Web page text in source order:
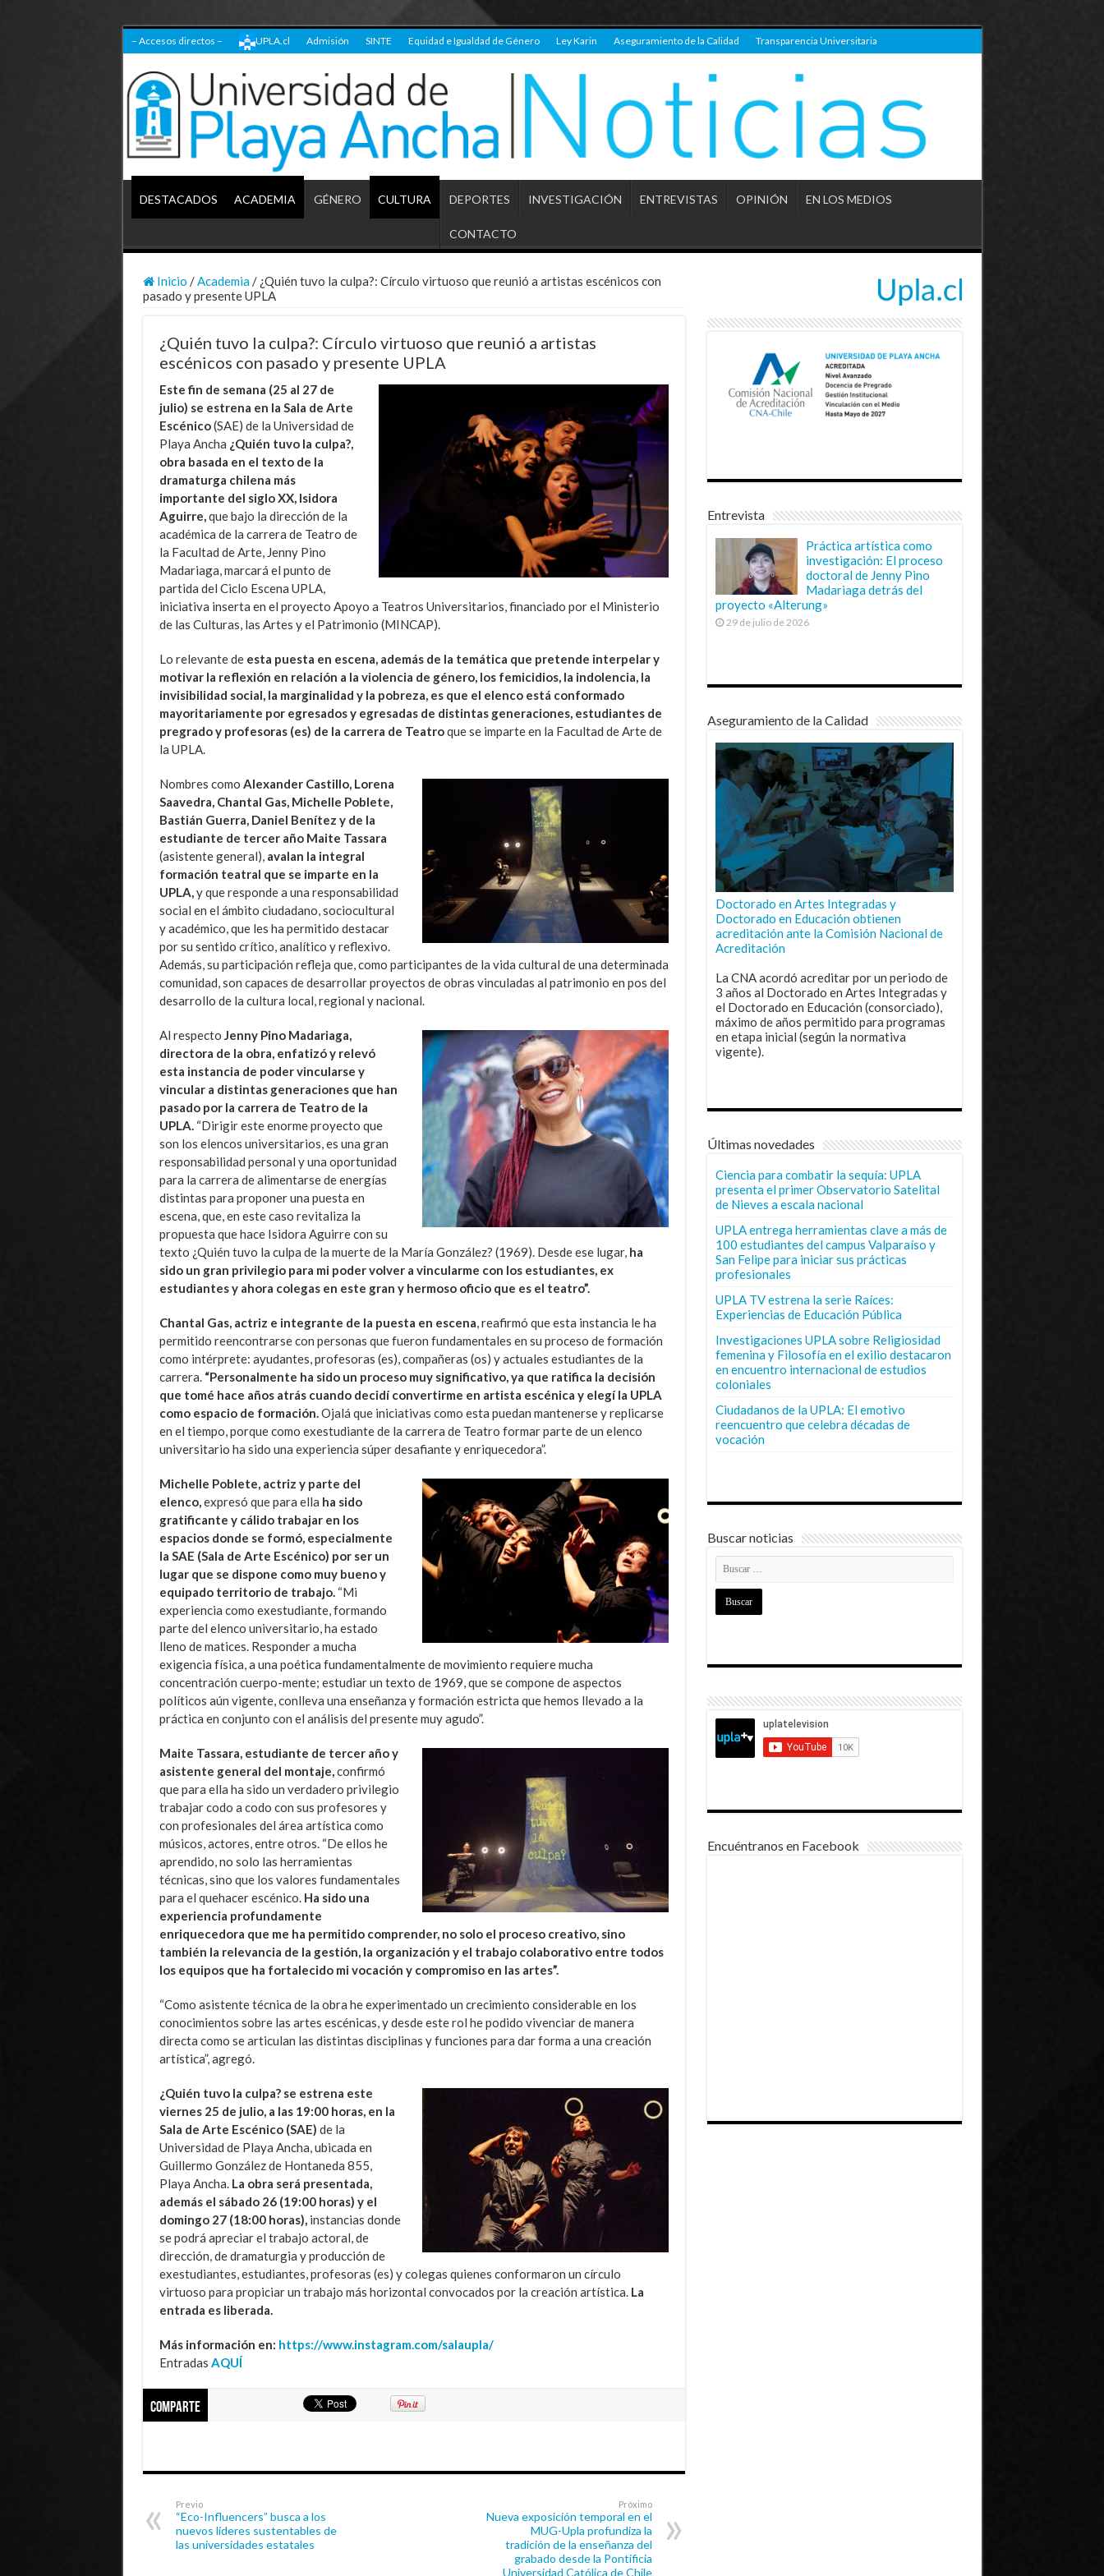
– Accesos directos – UPLA.cl Admisión SINTE Equidad e Igualdad de Género Ley Karin Aseguramiento de la Calidad Transparencia Universitaria
DESTACADOS ACADEMIA GÉNERO CULTURA DEPORTES INVESTIGACIÓN ENTREVISTAS OPINIÓN EN LOS MEDIOS
CONTACTO
Inicio / Academia / ¿Quién tuvo la culpa?: Círculo virtuoso que reunió a artistas escénicos con
pasado y presente UPLA
¿Quién tuvo la culpa?: Círculo virtuoso que reunió a artistas
escénicos con pasado y presente UPLA
Este fin de semana (25 al 27 de
julio) se estrena en la Sala de Arte
Escénico(SAE) de la Universidad de
Playa Ancha ¿Quién tuvo la culpa?,
obra basada en el texto de la
dramaturga chilena más
importante del siglo XX, Isidora
Aguirre, que bajo la dirección de la
académica de la carrera de Teatro de
la Facultad de Arte, Jenny Pino
Madariaga, marcará el punto de
partida del Ciclo Escena UPLA,
iniciativa inserta en el proyecto Apoyo a Teatros Universitarios, financiado por el Ministerio
de las Culturas, las Artes y el Patrimonio (MINCAP).
Lo relevante de esta puesta en escena, además de la temática que pretende interpelar y
motivar la reflexión en relación a la violencia de género, los femicidios, la indolencia, la
invisibilidad social, la marginalidad y la pobreza, es que el elenco está conformado
mayoritariamente por egresados y egresadas de distintas generaciones, estudiantes de
pregrado y profesoras (es) de la carrera de Teatroque se imparte en la Facultad de Arte de
la UPLA.
Nombres como Alexander Castillo, Lorena
Saavedra, Chantal Gas, Michelle Poblete,
Bastián Guerra, Daniel Benítez y de la
estudiante de tercer año Maite Tassara
(asistente general), avalan la integral
formación teatral que se imparte en la
UPLA, y que responde a una responsabilidad
social en el ámbito ciudadano, sociocultural
y académico, que les ha permitido destacar
por su sentido crítico, analítico y reflexivo.
Además, su participación refleja que, como participantes de la vida cultural de una determinada
comunidad, son capaces de desarrollar proyectos de obras vinculadas al patrimonio en pos del
desarrollo de la cultura local, regional y nacional.
Al respecto Jenny Pino Madariaga,
directora de la obra, enfatizó y relevó
esta instancia de poder vincularse y
vincular a distintas generaciones que han
pasado por la carrera de Teatro de la
UPLA. “Dirigir este enorme proyecto que
son los elencos universitarios, es una gran
responsabilidad personal y una oportunidad
para la carrera de alimentarse de energías
distintas para proponer una puesta en
escena, que, en este caso revitaliza la
propuesta que hace Isidora Aguirre con su
texto ¿Quién tuvo la culpa de la muerte de la María González? (1969). Desde ese lugar, ha
sido un gran privilegio para mi poder volver a vincularme con los estudiantes, ex
estudiantes y ahora colegas en este gran y hermoso oficio que es el teatro”.
Chantal Gas, actriz e integrante de la puesta en escena , reafirmó que esta instancia le ha
permitido reencontrarse con personas que fueron fundamentales en su proceso de formación
como intérprete: ayudantes, profesoras (es), compañeras (os) y actuales estudiantes de la
carrera. “Personalmente ha sido un proceso muy significativo, ya que ratifica la decisión
que tomé hace años atrás cuando decidí convertirme en artista escénica y elegí la UPLA
como espacio de formación. Ojalá que iniciativas como esta puedan mantenerse y replicarse
en el tiempo, porque como exestudiante de la carrera de Teatro formar parte de un elenco
universitario ha sido una experiencia súper desafiante y enriquecedora”.
Michelle Poblete, actriz y parte del
elenco, expresó que para ella ha sido
gratificante y cálido trabajar en los
espacios donde se formó, especialmente
la SAE (Sala de Arte Escénico) por ser un
lugar que se dispone como muy bueno y
equipado territorio de trabajo. “Mi
experiencia como exestudiante, formando
parte del elenco universitario, ha estado
lleno de matices. Responder a mucha
exigencia física, a una poética fundamentalmente de movimiento requiere mucha
concentración cuerpo-mente; estudiar un texto de 1969, que se compone de aspectos
políticos aún vigente, conlleva una enseñanza y formación estricta que hemos llevado a la
práctica en conjunto con el análisis del presente muy agudo”.
Maite Tassara, estudiante de tercer año y
asistente general del montaje, confirmó
que para ella ha sido un verdadero privilegio
trabajar codo a codo con sus profesores y
con profesionales del área artística como
músicos, actores, entre otros. “De ellos he
aprendido, no solo las herramientas
técnicas, sino que los valores fundamentales
para el quehacer escénico. Ha sido una
experiencia profundamente
enriquecedora que me ha permitido comprender, no solo el proceso creativo, sino
también la relevancia de la gestión, la organización y el trabajo colaborativo entre todos
los equipos que ha fortalecido mi vocación y compromiso en las artes”.
“Como asistente técnica de la obra he experimentado un crecimiento considerable en los
conocimientos sobre las artes escénicas, y desde este rol he podido vivenciar de manera
directa como se articulan las distintas disciplinas y funciones para dar forma a una creación
artística”, agregó.
¿Quién tuvo la culpa? se estrena este
viernes 25 de julio, a las 19:00 horas, en la
Sala de Arte Escénico (SAE) de la
Universidad de Playa Ancha, ubicada en
Guillermo González de Hontaneda 855,
Playa Ancha. La obra será presentada,
además el sábado 26 (19:00 horas) y el
domingo 27 (18:00 horas), instancias donde
se podrá apreciar el trabajo actoral, de
dirección, de dramaturgia y producción de
exestudiantes, estudiantes, profesoras (es) y colegas quienes conformaron un círculo
virtuoso para propiciar un trabajo más horizontal convocados por la creación artística. La
entrada es liberada.
Más información en: https://www.instagram.com/salaupla/
Entradas AQUÍ
Comparte
Previo
“Eco-Influencers” busca a los
nuevos líderes sustentables de
las universidades estatales
Próximo
Nueva exposición temporal en el
MUG-Upla profundiza la
tradición de la enseñanza del
grabado desde la Pontificia
Universidad Católica de Chile
Entrevista
Práctica artística como
investigación: El proceso
doctoral de Jenny Pino
Madariaga detrás del
proyecto «Alterung»
29 de julio de 2026
Aseguramiento de la Calidad
Doctorado en Artes Integradas y
Doctorado en Educación obtienen
acreditación ante la Comisión Nacional de
Acreditación
La CNA acordó acreditar por un periodo de
3 años al Doctorado en Artes Integradas y
el Doctorado en Educación (consorciado),
máximo de años permitido para programas
en etapa inicial (según la normativa
vigente).
Últimas novedades
Ciencia para combatir la sequía: UPLA
presenta el primer Observatorio Satelital
de Nieves a escala nacional
UPLA entrega herramientas clave a más de
100 estudiantes del campus Valparaíso y
San Felipe para iniciar sus prácticas
profesionales
UPLA TV estrena la serie Raíces:
Experiencias de Educación Pública
Investigaciones UPLA sobre Religiosidad
femenina y Filosofía en el exilio destacaron
en encuentro internacional de estudios
coloniales
Ciudadanos de la UPLA: El emotivo
reencuentro que celebra décadas de
vocación
Buscar noticias
Encuéntranos en Facebook